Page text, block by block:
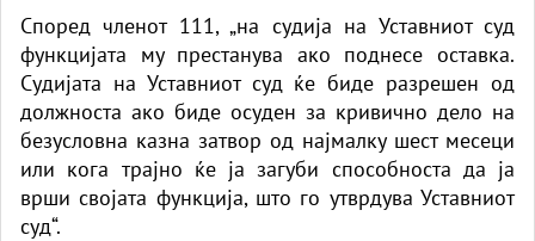
Според членот 111, „на судија на Уставниот суд
функцијата му престанува ако поднесе оставка.
Судијата на Уставниот суд ќе биде разрешен од
должноста ако биде осуден за кривично дело на
безусловна казна затвор од најмалку шест месеци
или кога трајно ќе ја загуби способноста да ја
врши својата функција, што го утврдува Уставниот
суд“.